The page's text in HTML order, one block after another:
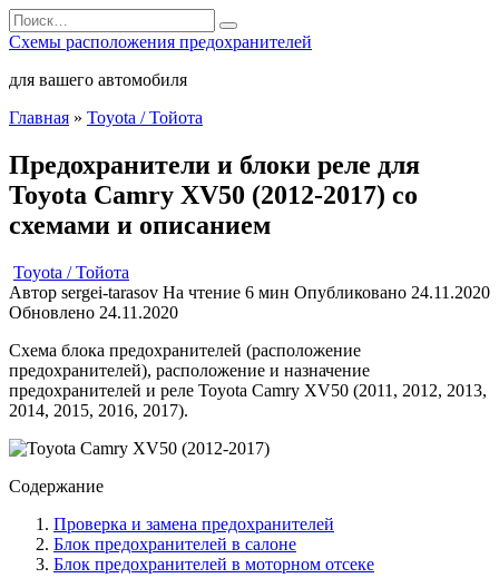
Перейти
к
содержанию
Search
for:
Схемы расположения предохранителей
для вашего автомобиля
Главная » Toyota / Тойота
Предохранители и блоки реле для
Toyota Camry XV50 (2012-2017) со
схемами и описанием
Toyota / Тойота
Автор sergei-tarasov На чтение 6 мин Опубликовано 24.11.2020
Обновлено 24.11.2020
Схема блока предохранителей (расположение
предохранителей), расположение и назначение
предохранителей и реле Toyota Camry XV50 (2011, 2012, 2013,
2014, 2015, 2016, 2017).
Содержание
Проверка и замена предохранителей
Блок предохранителей в салоне
Блок предохранителей в моторном отсеке